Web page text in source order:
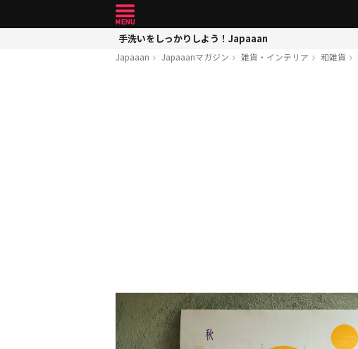
手洗いをしっかりしよう！Japaaan
Japaaan Japaaanマガジン 雑貨・インテリア 和雑貨